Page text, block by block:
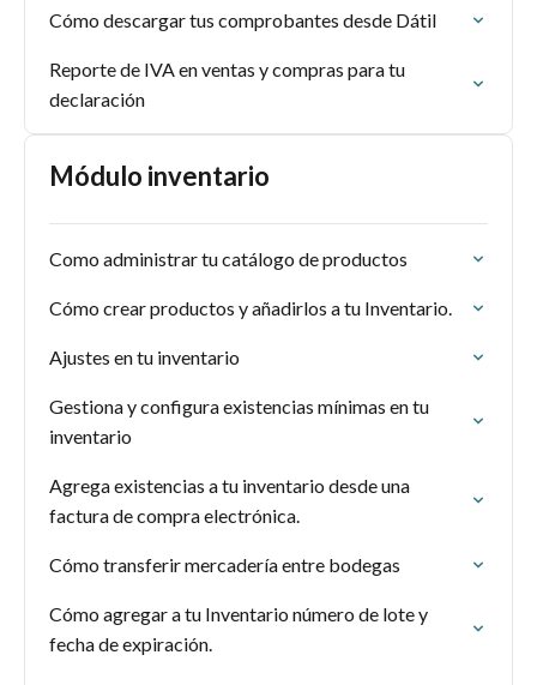
Cómo descargar tus comprobantes desde Dátil
Reporte de IVA en ventas y compras para tu
declaración
Módulo inventario
Como administrar tu catálogo de productos
Cómo crear productos y añadirlos a tu Inventario.
Ajustes en tu inventario
Gestiona y configura existencias mínimas en tu
inventario
Agrega existencias a tu inventario desde una
factura de compra electrónica.
Cómo transferir mercadería entre bodegas
Cómo agregar a tu Inventario número de lote y
fecha de expiración.